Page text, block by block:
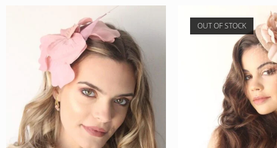
OUT OF STOCK